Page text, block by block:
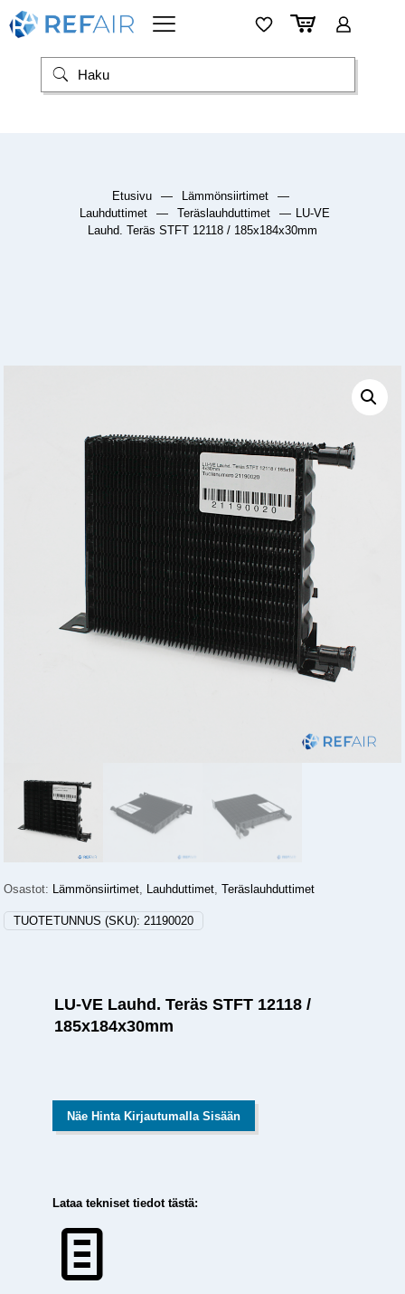
Etusivu — Lämmönsiirtimet
—
Lauhduttimet
— Teräslauhduttimet — LU-VE
Lauhd. Teräs STFT 12118 / 185x184x30mm
Osastot: Lämmönsiirtimet Lauhduttimet ,Teräslauhduttimet
TUOTETUNNUS (SKU): 21190020
LU-VE Lauhd. Teräs STFT 12118 /
185x184x30mm
Näe Hinta Kirjautumalla Sisään
Lataa tekniset tiedot tästä: